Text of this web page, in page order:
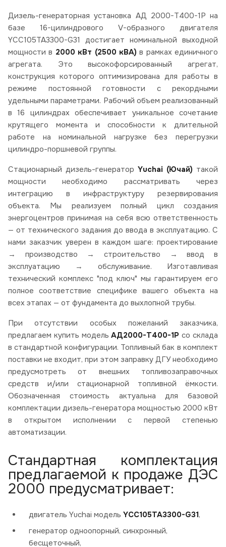
Дизель-генераторная установка АД 2000-Т400-1Р на
базе 16-цилиндрового V-образного двигателя
YCC105TA3300-G31 достигает номинальной выходной
мощности в 2000 кВт (2500 кВА) в рамках единичного
агрегата. Это высокофорсированный агрегат,
конструкция которого оптимизирована для работы в
режиме постоянной готовности с рекордными
удельными параметрами. Рабочий объем реализованный
в 16 цилиндрах обеспечивает уникальное сочетание
крутящего момента и способности к длительной
работе на номинальной нагрузке без перегрузки
цилиндро-поршневой группы.
Стационарный дизель-генератор Yuchai (Ючай) такой
мощности необходимо рассматривать через
интеграцию в инфраструктуру резервирования
объекта. Мы реализуем полный цикл создания
энергоцентров принимая на себя всю ответственность
— от технического задания до ввода в эксплуатацию. С
нами заказчик уверен в каждом шаге: проектирование
→ производство → строительство → ввод в
эксплуатацию → обслуживание. Изготавливая
технический комплекс "под ключ" мы гарантируем его
полное соответствие специфике вашего объекта на
всех этапах — от фундамента до выхлопной трубы.
При отсутствии особых пожеланий заказчика,
предлагаем купить модельАД2000-Т400-1Р со склада
в стандартной конфигурации. Топливный бак в комплект
поставки не входит, при этом заправку ДГУ необходимо
предусмотреть от внешних топливозаправочных
средств и/или стационарной топливной ёмкости.
Обозначенная стоимость актуальна для базовой
комплектации дизель-генератора мощностью 2000 кВт
в открытом исполнении с первой степенью
автоматизации.
Стандартная комплектация
предлагаемой к продаже ДЭС
2000 предусматривает:
двигатель Yuchai модель YCC105TA3300-G31,
генератор одноопорный, синхронный,
бесщеточный,